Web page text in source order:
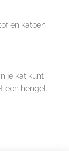
en katoen
je kat kunt
een hengel.